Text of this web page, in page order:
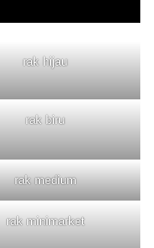
rak hijau
rak biru
rak medium
rak minimarket